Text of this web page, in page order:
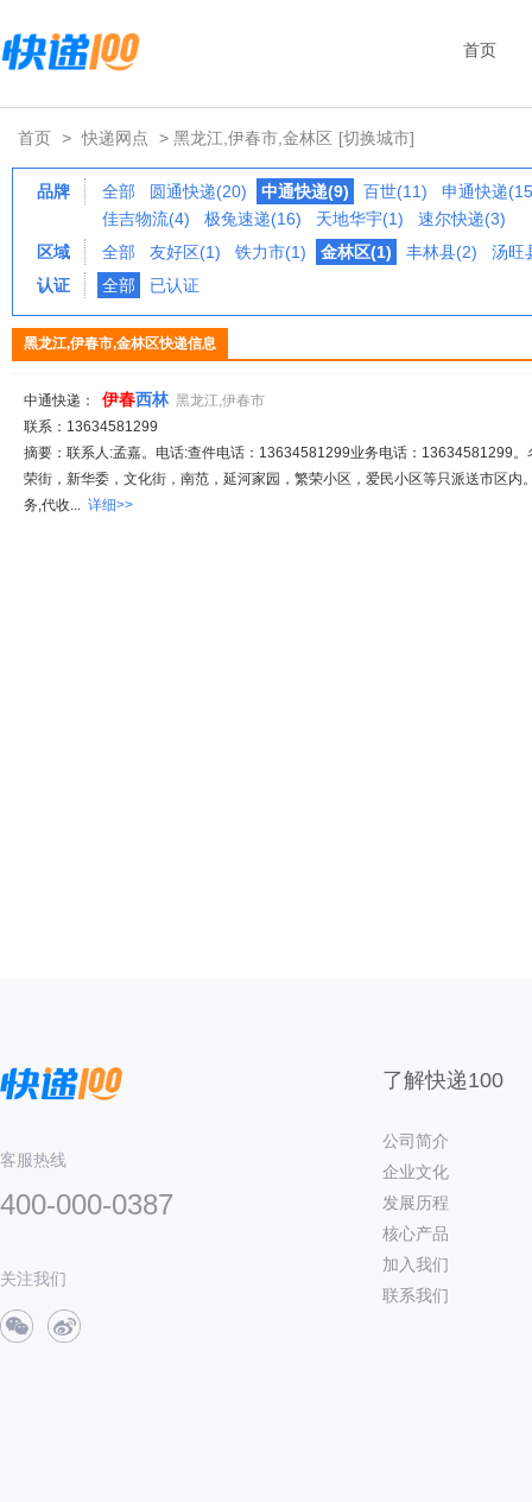
首页
首页 > 快递网点 > 黑龙江,伊春市,金林区 [切换城市]
品牌 全部 圆通快递(20) 中通快递(9) 百世(11)
申通快递
佳吉物流(4)
极兔速递(16) 天地华宇(1)
速尔快递(3)
区域
全部 友好区(1) 铁力市(1) 金林区(1) 丰林县(2)
汤旺
认证
全部 已认证
黑龙江,伊春市,金林区快递信息
中通快递： 伊春西林 黑龙江,伊春市
联系：13634581299
摘要：联系人:孟嘉。电话:查件电话：13634581299业务电话：13634581299。
荣街，新华委，文化街，南范，延河家园，繁荣小区，爱民小区等只派送市区内
务,代收... 详细>>
客服热线
400-000-0387
关注我们
了解快递100
公司简介
企业文化
发展历程
核心产品
加入我们
联系我们